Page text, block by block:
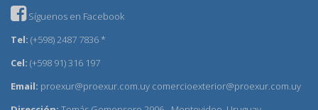
Síguenos en Facebook
Tel: (+598) 2487 7836 *
Cel: (+598 91) 316 197
Email: proexur@proexur.com.uy comercioexterior@proexur.com.uy